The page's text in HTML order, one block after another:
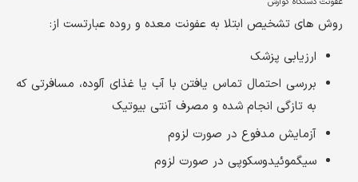
روش های تشخیص ابتلا به عفونت معده و روده عبارتست از:
ارزیابی پزشک
بررسی احتمال تماس یافتن با آب یا غذای آلوده، مسافرتی که
به تازگی انجام شده و مصرف آنتی بیوتیک
آزمایش مدفوع در صورت لزوم
سیگموئیدوسکوپی در صورت لزوم